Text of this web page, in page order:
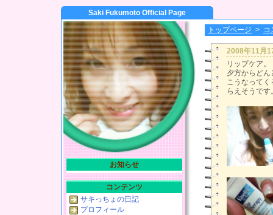
Saki Fukumoto Official Page
トップページ > コ
2008年11月
リップケア。
夕方からど
こうなって
らえそうです
お知らせ
コンテンツ
サキっちょの日記
プロフィール